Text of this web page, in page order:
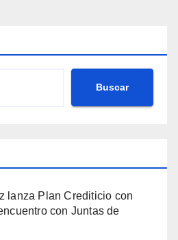
Buscar
lanza Plan Crediticio con
con Juntas de